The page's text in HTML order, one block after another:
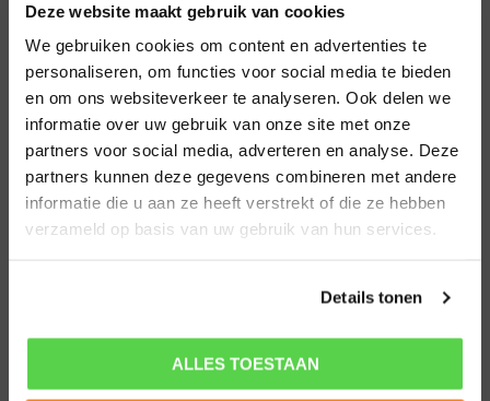
Deze website maakt gebruik van cookies
We gebruiken cookies om content en advertenties te
personaliseren, om functies voor social media te bieden
en om ons websiteverkeer te analyseren. Ook delen we
informatie over uw gebruik van onze site met onze
partners voor social media, adverteren en analyse. Deze
partners kunnen deze gegevens combineren met andere
informatie die u aan ze heeft verstrekt of die ze hebben
verzameld op basis van uw gebruik van hun services.
Details tonen
ALLES TOESTAAN
PSYCHOLOGEN
Noord Holland
Zuid Holland
Noord Brabant
Gelderland
Utrecht
Overijssel
Zeeland
Amsterdam
Almere
Hillegom
Den Bosch
Eindhoven
Den Haag
Leiden
Middelburg
Nijmegen
Roosendaal
Rotterdam
POPULAIRE SPORTEN